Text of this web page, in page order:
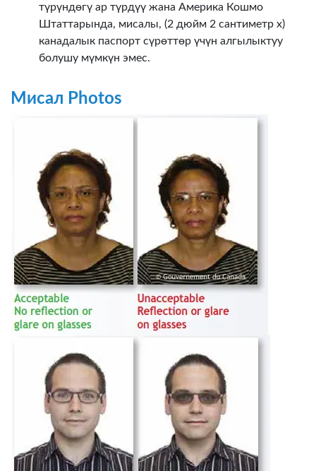
түрүндөгү ар түрдүү жана Америка Кошмо
Штаттарында, мисалы, (2 дюйм 2 сантиметр х)
канадалык паспорт сүрөттөр үчүн алгылыктуу
болушу мүмкүн эмес.
Мисал Photos